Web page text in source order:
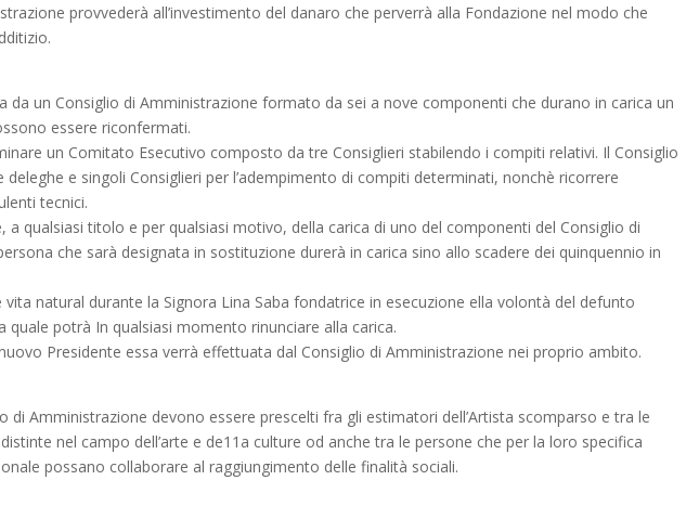
provvederà all’investimento del danaro che perverrà alla Fondazione nel modo che
da un Consiglio di Amministrazione formato da sei a nove componenti che durano in carica un
essere riconfermati.
un Comitato Esecutivo composto da tre Consiglieri stabilendo i compiti relativi. Il Consiglio
e singoli Consiglieri per l’adempimento di compiti determinati, nonchè ricorrere
tecnici.
a qualsiasi titolo e per qualsiasi motivo, della carica di uno del componenti del Consiglio di
che sarà designata in sostituzione durerà in carica sino allo scadere dei quinquennio in
natural durante la Signora Lina Saba fondatrice in esecuzione ella volontà del defunto
quale potrà In qualsiasi momento rinunciare alla carica.
Presidente essa verrà effettuata dal Consiglio di Amministrazione nei proprio ambito.
di Amministrazione devono essere prescelti fra gli estimatori dell’Artista scomparso e tra le
nel campo dell’arte e de11a culture od anche tra le persone che per la loro specifica
possano collaborare al raggiungimento delle finalità sociali.